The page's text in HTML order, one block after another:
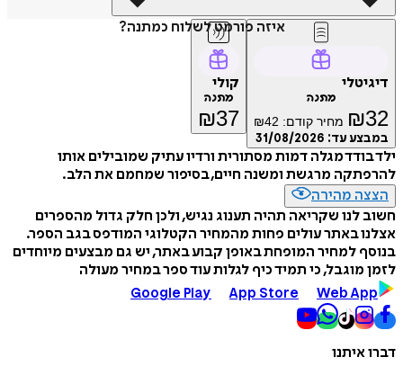
איזה פורמט לשלוח כמתנה?
דיגיטלי
מתנה
₪32 מחיר קודם: ₪42
במבצע עד: 31/08/2026
קולי
מתנה
₪37
ילד בודד מגלה דמות מסתורית ורדיו עתיק שמובילים אותו
להרפתקה מרגשת ומשנה חיים, בסיפור שמחמם את הלב.
הצצה מהירה
חשוב לנו שקריאה תהיה תענוג נגיש, ולכן חלק גדול מהספרים
אצלנו באתר עולים פחות מהמחיר הקטלוגי המודפס בגב הספר.
בנוסף למחיר המופחת באופן קבוע באתר, יש גם מבצעים מיוחדים
לזמן מוגבל, כי תמיד כיף לגלות עוד ספר במחיר מעולה
Google Play
App Store Web App
דברו איתנו